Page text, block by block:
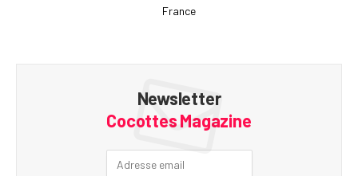
France
Newsletter
Cocottes Magazine